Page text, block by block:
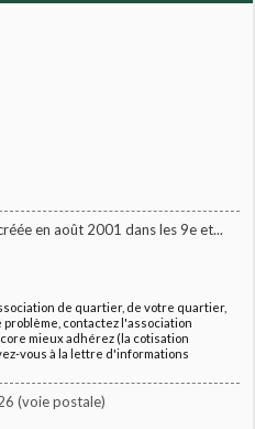
en août 2001 dans les 9e et...
de quartier, de votre quartier,
problème, contactez l'association
mieux adhérez (la cotisation
vous à la lettre d'informations
(voie postale)